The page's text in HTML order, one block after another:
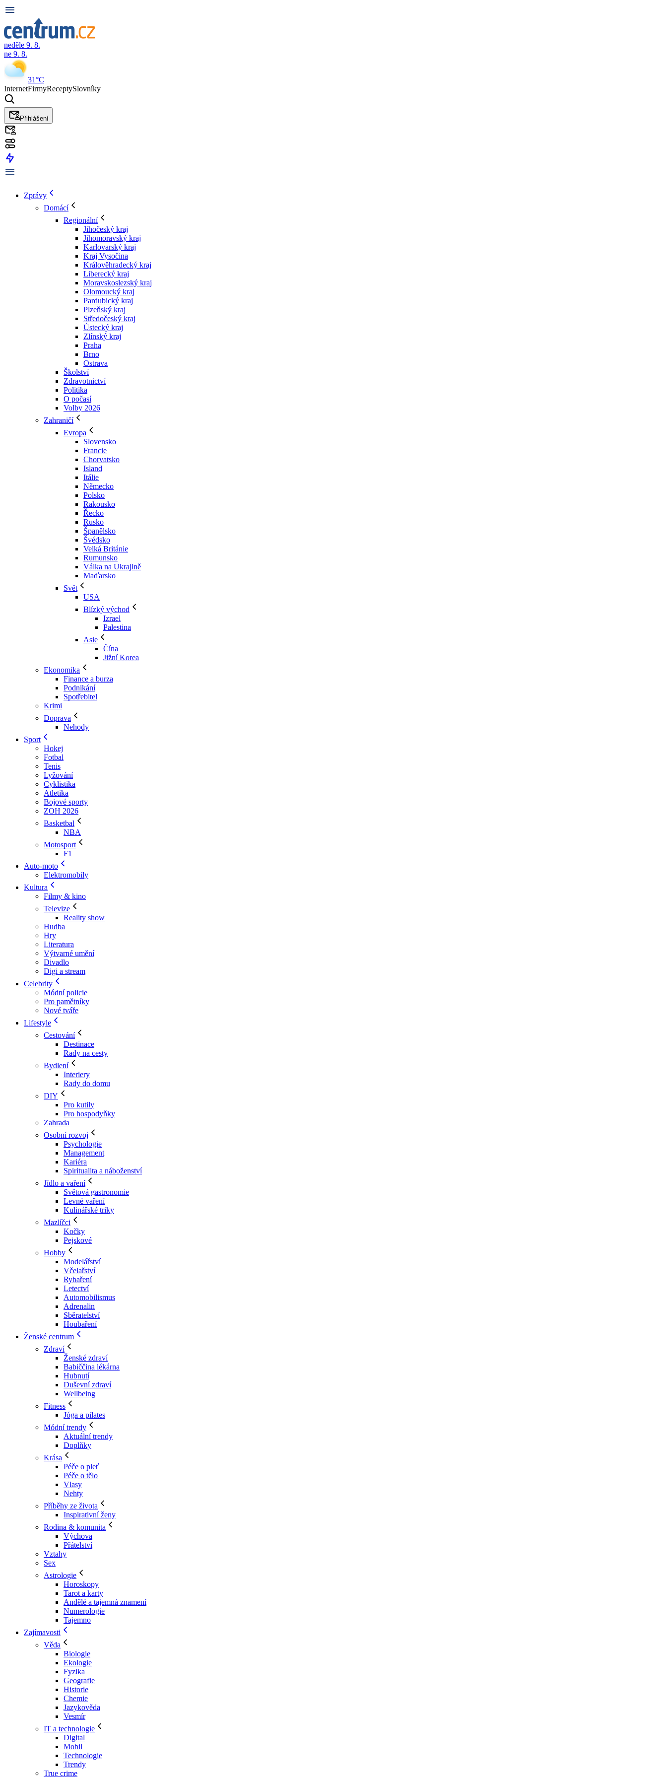
neděle 9. 8.
ne 9. 8.
31°C
InternetFirmyReceptySlovníky
Přihlášení
Zprávy
Domácí
Regionální
Jihočeský kraj
Jihomoravský kraj
Karlovarský kraj
Kraj Vysočina
Králověhradecký kraj
Liberecký kraj
Moravskoslezský kraj
Olomoucký kraj
Pardubický kraj
Plzeňský kraj
Středočeský kraj
Ústecký kraj
Zlínský kraj
Praha
Brno
Ostrava
Školství
Zdravotnictví
Politika
O počasí
Volby 2026
Zahraničí
Evropa
Slovensko
Francie
Chorvatsko
Island
Itálie
Německo
Polsko
Rakousko
Řecko
Rusko
Španělsko
Švédsko
Velká Británie
Rumunsko
Válka na Ukrajině
Maďarsko
Svět
USA
Blízký východ
Izrael
Palestina
Asie
Čína
Jižní Korea
Ekonomika
Finance a burza
Podnikání
Spotřebitel
Krimi
Doprava
Nehody
Sport
Hokej
Fotbal
Tenis
Lyžování
Cyklistika
Atletika
Bojové sporty
ZOH 2026
Basketbal
NBA
Motosport
F1
Auto-moto
Elektromobily
Kultura
Filmy & kino
Televize
Reality show
Hudba
Hry
Literatura
Výtvarné umění
Divadlo
Digi a stream
Celebrity
Módní policie
Pro pamětníky
Nové tváře
Lifestyle
Cestování
Destinace
Rady na cesty
Bydlení
Interiery
Rady do domu
DIY
Pro kutily
Pro hospodyňky
Zahrada
Osobní rozvoj
Psychologie
Management
Kariéra
Spiritualita a náboženství
Jídlo a vaření
Světová gastronomie
Levné vaření
Kulinářské triky
Mazlíčci
Kočky
Pejskové
Hobby
Modelářství
Včelařství
Rybaření
Letectví
Automobilismus
Adrenalin
Sběratelství
Houbaření
Ženské centrum
Zdraví
Ženské zdraví
Babiččina lékárna
Hubnutí
Duševní zdraví
Wellbeing
Fitness
Jóga a pilates
Módní trendy
Aktuální trendy
Doplňky
Krása
Péče o pleť
Péče o tělo
Vlasy
Nehty
Příběhy ze života
Inspirativní ženy
Rodina & komunita
Výchova
Přátelství
Vztahy
Sex
Astrologie
Horoskopy
Tarot a karty
Andělé a tajemná znamení
Numerologie
Tajemno
Zajímavosti
Věda
Biologie
Ekologie
Fyzika
Geografie
Historie
Chemie
Jazykověda
Vesmír
IT a technologie
Digital
Mobil
Technologie
Trendy
True crime